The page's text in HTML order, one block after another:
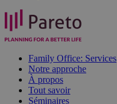
Family Office: Services
Notre approche
À propos
Tout savoir
Séminaires